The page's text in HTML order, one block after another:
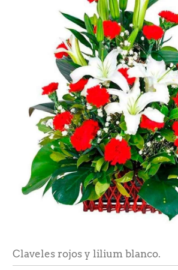
Claveles rojos y lilium blanco.